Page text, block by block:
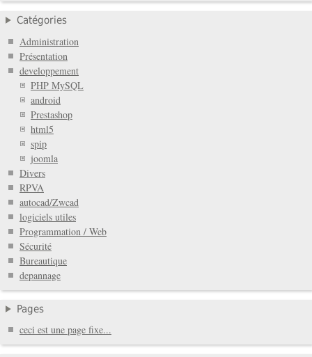
Catégories
Administration
Présentation
developpement
PHP MySQL
android
Prestashop
html5
spip
joomla
Divers
RPVA
autocad/Zwcad
logiciels utiles
Programmation / Web
Sécurité
Bureautique
depannage
Pages
ceci est une page fixe...